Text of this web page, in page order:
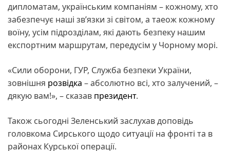
дипломатам, українським компаніям – кожному, хто
забезпечує наші звʼязки зі світом, а таеож кожному
воїну, усім підрозділам, які дають безпеку нашим
експортним маршрутам, передусім у Чорному морі.
«Сили оборони, ГУР, Служба безпеки України,
зовнішня розвідка – абсолютно всі, хто залучений, –
дякую вам!», – сказав президент.
Також сьогодні Зеленський заслухав доповідь
головкома Сирського щодо ситуації на фронті та в
районах Курської операції.